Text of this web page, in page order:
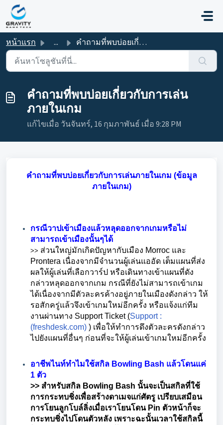
ข้ามไปยังเนื้อหาหลัก
หน้าแรก ... คำถามที่พบบ่อยเกี่ยวกับการเล่นภายในเกม
คำถามที่พบบ่อยเกี่ยวกับการเล่น
ภายในเกม
แก้ไขเมื่อ วันจันทร์, 16 กุมภาพันธ์ เมื่อ 9:28 PM
คำถามที่พบบ่อยเกี่ยวกับการเล่นภายในเกม (ข้อมูล
ภายในเกม)
กรณีวาปเข้าเมืองแล้วหลุดออกจากเกมหรือไม่
สามารถเข้าเมืองนั้นๆได้
>> ส่วนใหญ่มักเกิดปัญหากับเมือง Morroc และ
Prontera เนื่องจากมีจำนวนผู้เล่นแออัด เต็มแผนที่ส่ง
ผลให้ผู้เล่นที่เลือกวาร์ป หรือเดินทางเข้าแผนที่ดัง
กล่าวหลุดออกจากเกม กรณีที่ยังไม่สามารถเข้าเกม
ได้เนื่องจากมีตัวละครค้างอยู่ภายในเมืองดังกล่าว ให้
รอสักครู่แล้วจึงเข้าเกมใหม่อีกครั้ง หรือแจ้งแก่ทีม
งานผ่านทาง Support Ticket (Support :
(freshdesk.com) ) เพื่อให้ทำการดึงตัวละครดังกล่าว
ไปยังแผนที่อื่นๆ ก่อนที่จะให้ผู้เล่นเข้าเกมใหม่อีกครั้ง
อาชีพไนท์ทำไมใช้สกิล Bowling Bash แล้วโดนแค่
1 ตัว
>> สำหรับสกิล Bowling Bash นั้นจะเป็นสกิลที่ใช้
การกระทบชิ่งเพื่อสร้างดาเมจแก่ศัตรู เปรียบเสมือน
การโยนลูกโบล์ลิ่งเมื่อเราโยนโดน Pin ตัวหน้าก็จะ
กระทบชิ่งไปโดนตัวหลัง เพราะฉะนั้นเวลาใช้สกิลนี้